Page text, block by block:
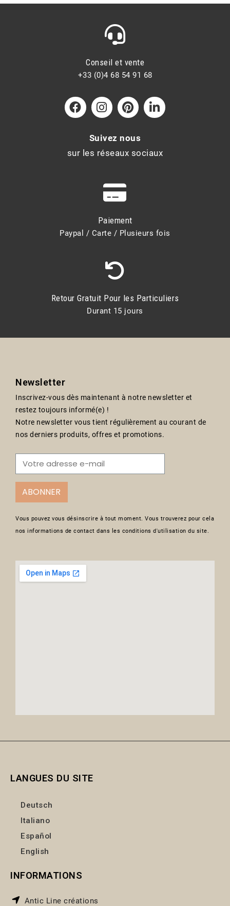
Conseil et vente
+33 (0)4 68 54 91 68
Suivez nous
sur les réseaux sociaux
Paiement
Paypal / Carte / Plusieurs fois
Retour Gratuit Pour les Particuliers
Durant 15 jours
Newsletter
Inscrivez-vous dès maintenant à notre newsletter et
restez toujours informé(e) !
Notre newsletter vous tient régulièrement au courant de
nos derniers produits, offres et promotions.
ABONNER
Vous pouvez vous désinscrire à tout moment. Vous trouverez pour cela
nos informations de contact dans les conditions d'utilisation du site.
LANGUES DU SITE
Deutsch
Italiano
Español
English
INFORMATIONS
Antic Line créations